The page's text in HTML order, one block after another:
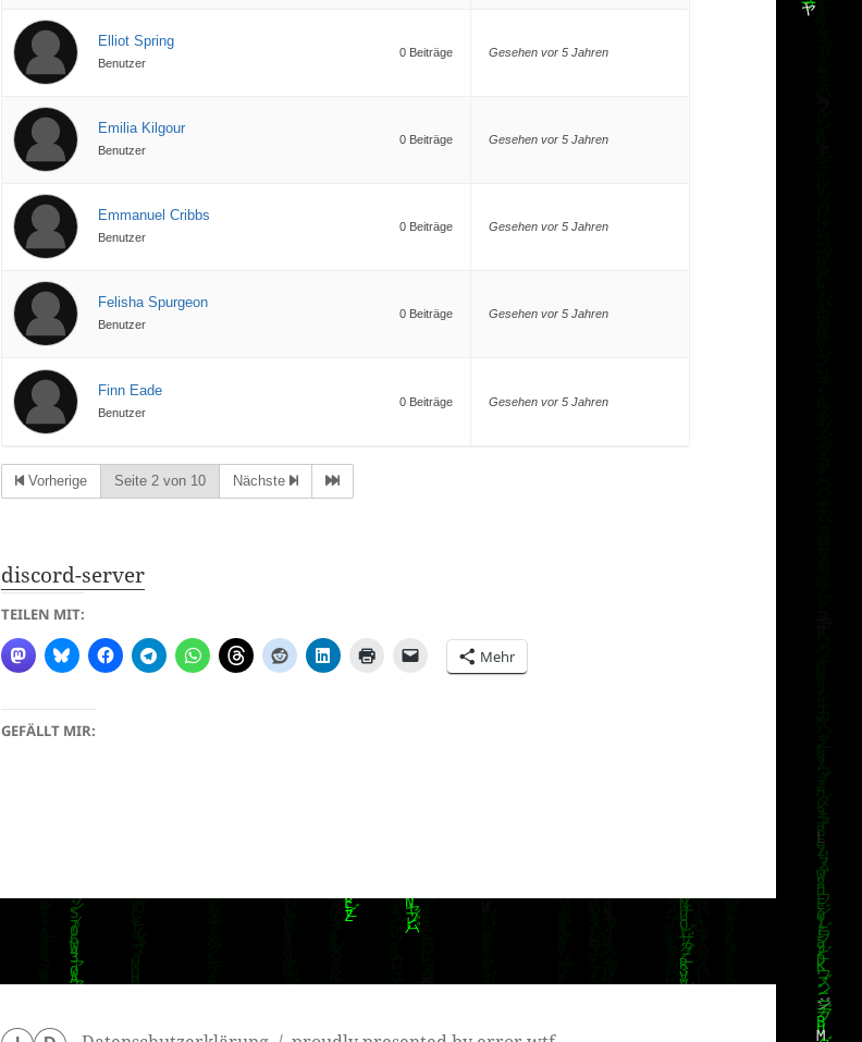
Elliot Spring
Benutzer
0 Beiträge Gesehen vor 5 Jahren
Emilia Kilgour
Benutzer
0 Beiträge Gesehen vor 5 Jahren
Emmanuel Cribbs
Benutzer
0 Beiträge Gesehen vor 5 Jahren
Felisha Spurgeon
Benutzer
0 Beiträge Gesehen vor 5 Jahren
Finn Eade
Benutzer
0 Beiträge Gesehen vor 5 Jahren
Vorherige Seite 2 von 10 Nächste
discord-server
TEILEN MIT:
Mehr
GEFÄLLT MIR: